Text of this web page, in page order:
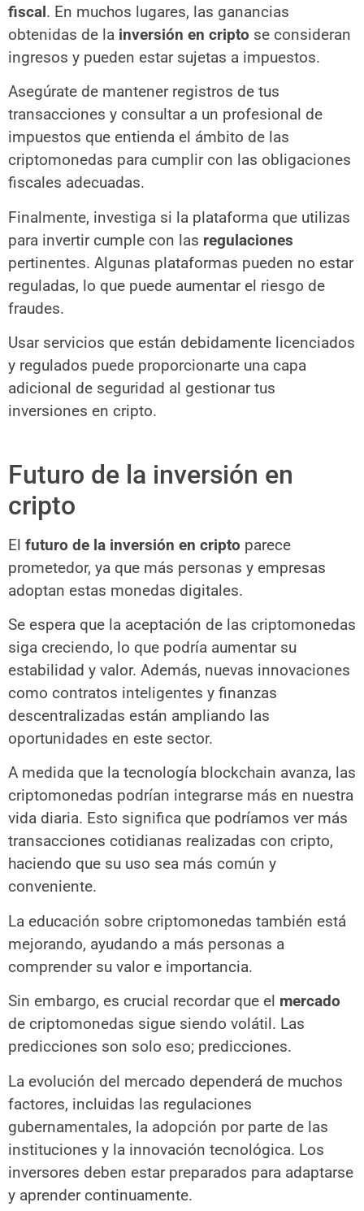
fiscal. En muchos lugares, las ganancias
obtenidas de la inversión en cripto se consideran
ingresos y pueden estar sujetas a impuestos.
Asegúrate de mantener registros de tus
transacciones y consultar a un profesional de
impuestos que entienda el ámbito de las
criptomonedas para cumplir con las obligaciones
fiscales adecuadas.
Finalmente, investiga si la plataforma que utilizas
para invertir cumple con las regulaciones
pertinentes. Algunas plataformas pueden no estar
reguladas, lo que puede aumentar el riesgo de
fraudes.
Usar servicios que están debidamente licenciados
y regulados puede proporcionarte una capa
adicional de seguridad al gestionar tus
inversiones en cripto.
Futuro de la inversión en
cripto
El futuro de la inversión en cripto parece
prometedor, ya que más personas y empresas
adoptan estas monedas digitales.
Se espera que la aceptación de las criptomonedas
siga creciendo, lo que podría aumentar su
estabilidad y valor. Además, nuevas innovaciones
como contratos inteligentes y finanzas
descentralizadas están ampliando las
oportunidades en este sector.
A medida que la tecnología blockchain avanza, las
criptomonedas podrían integrarse más en nuestra
vida diaria. Esto significa que podríamos ver más
transacciones cotidianas realizadas con cripto,
haciendo que su uso sea más común y
conveniente.
La educación sobre criptomonedas también está
mejorando, ayudando a más personas a
comprender su valor e importancia.
Sin embargo, es crucial recordar que el mercado
de criptomonedas sigue siendo volátil. Las
predicciones son solo eso; predicciones.
La evolución del mercado dependerá de muchos
factores, incluidas las regulaciones
gubernamentales, la adopción por parte de las
instituciones y la innovación tecnológica. Los
inversores deben estar preparados para adaptarse
y aprender continuamente.